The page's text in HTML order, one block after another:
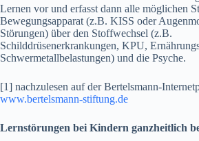
Lernen vor und erfasst dann alle möglichen
Bewegungsapparat (z.B. KISS oder
Störungen) über den Stoffwechsel (z.B.
Schilddrüsenerkrankungen, KPU,
Schwermetallbelastungen) und die Psyche.
[1] nachzulesen auf der Bertelsmann-
www.bertelsmann-stiftung.de
Lernstörungen bei Kindern ganzheitlich